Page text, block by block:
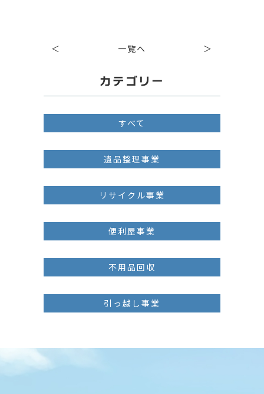
＜ 一覧へ ＞
カテゴリー
すべて
遺品整理事業
リサイクル事業
便利屋事業
不用品回収
引っ越し事業